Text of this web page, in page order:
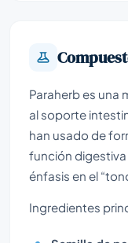
Paraherb es una
al soporte
han usado de
función
énfasis en el
Ingredientes